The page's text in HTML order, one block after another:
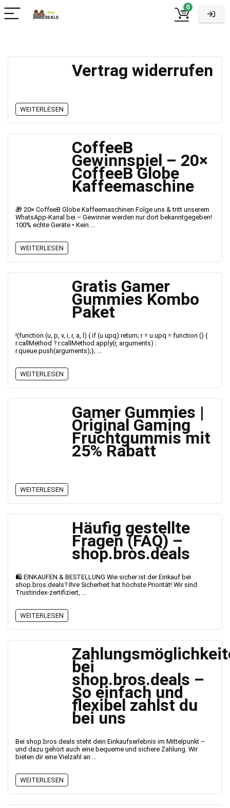
0
Vertrag widerrufen
WEITERLESEN
CoffeeB
Gewinnspiel – 20×
CoffeeB Globe
Kaffeemaschine
🎁 20× CoffeeB Globe Kaffeemaschinen Folge uns & tritt unserem
WhatsApp-Kanal bei – Gewinner werden nur dort bekanntgegeben!
100% echte Geräte • Kein ...
WEITERLESEN
Gratis Gamer
Gummies Kombo
Paket
!(function (u, p, v, i, r, a, l) { if (u.upq) return; r = u.upq = function () {
r.callMethod ? r.callMethod.apply(r, arguments) :
r.queue.push(arguments);}; ...
WEITERLESEN
Gamer Gummies |
Original Gaming
Fruchtgummis mit
25% Rabatt
WEITERLESEN
Häufig gestellte
Fragen (FAQ) –
shop.bros.deals
🛍️ EINKAUFEN & BESTELLUNG Wie sicher ist der Einkauf bei
shop.bros.deals? Ihre Sicherheit hat höchste Priorität! Wir sind
Trustindex-zertifiziert, ...
WEITERLESEN
bei
shop.bros.deals –
So einfach und
flexibel zahlst du
bei uns
Bei shop.bros.deals steht dein Einkaufserlebnis im Mittelpunkt –
und dazu gehört auch eine bequeme und sichere Zahlung. Wir
bieten dir eine Vielzahl an ...
WEITERLESEN